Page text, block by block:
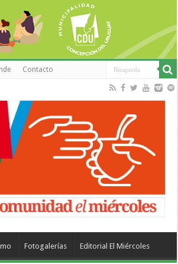
Contacto
Fotogalerías Editorial El Miércoles